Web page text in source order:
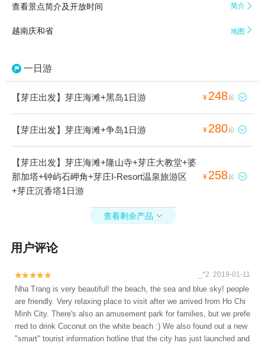
查看景点简介及开放时间 简介 
越南庆和省 地图 
一日游
【芽庄出发】芽庄海滩+黑岛1日游 ¥ 248起 
【芽庄出发】芽庄海滩+争岛1日游 ¥ 280起 
【芽庄出发】芽庄海滩+隆山寺+芽庄大教堂+婆
那加塔+钟屿石岬角+芽庄I-Resort温泉旅游区
+芽庄沉香塔1日游
¥ 258起 
查看剩余产品 
用户评论

 _*2 2019-01-11
Nha Trang is very beautiful! the beach, the sea and blue sky! people
are friendly. Very relaxing place to visit after we arrived from Ho Chi
Minh City. There's also an amusement park for families, but we prefe
rred to drink Coconut on the white beach :) We also found out a new
"smart" tourist information hotline that the city has just launched and